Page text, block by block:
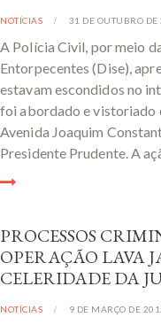
NOTÍCIAS 31 DE OUTUBRO DE
A Polícia Civil, por meio
Entorpecentes (Dise),
estavam escondidos no
foi abordado e vistoriado
Avenida Joaquim
Presidente Prudente. A
PROCESSOS
OPERAÇÃO LAVA
CELERIDADE DA
NOTÍCIAS 9 DE MARÇO DE